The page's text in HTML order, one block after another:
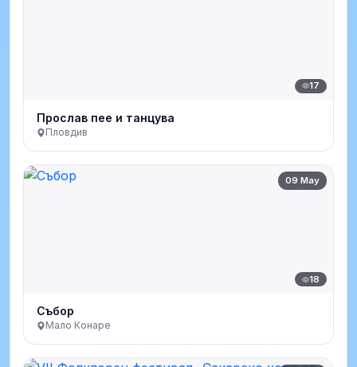
17
Прослав пее и танцува
Пловдив
09 May
18
Събор
Мало Конаре